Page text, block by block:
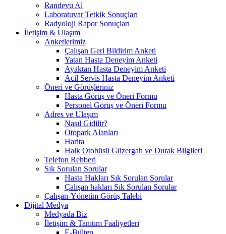
Randevu Al
Laboratuvar Tetkik Sonuçları
Radyoloji Rapor Sonuçları
İletişim & Ulaşım
Anketlerimiz
Çalışan Geri Bildirim Anketi
Yatan Hasta Deneyim Anketi
Ayaktan Hasta Deneyim Anketi
Acil Servis Hasta Deneyim Anketi
Öneri ve Görüşleriniz
Hasta Görüş ve Öneri Formu
Personel Görüş ve Öneri Formu
Adres ve Ulaşım
Nasıl Gidilir?
Otopark Alanları
Harita
Halk Otobüsü Güzergah ve Durak Bilgileri
Telefon Rehberi
Sık Sorulan Sorular
Hasta Hakları Sık Sorulan Sorular
Çalışan hakları Sık Sorulan Sorular
Çalışan-Yönetim Görüş Talebi
Dijital Medya
Medyada Biz
İletişim & Tanıtım Faaliyetleri
E-Bülten